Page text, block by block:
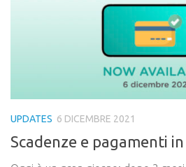
UPDATES 6 DICEMBRE 2021
Scadenze e pagamenti